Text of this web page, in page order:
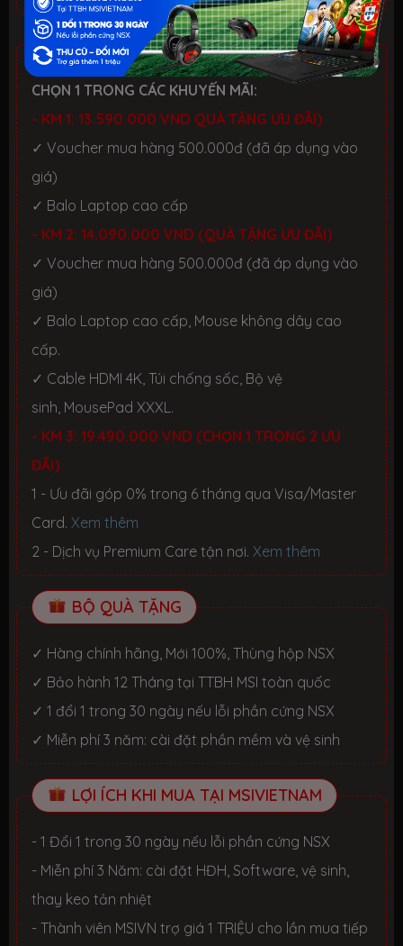
CHƯƠNG TRÌNH ƯU ĐÃI
CHỌN 1 TRONG CÁC KHUYẾN MÃI:
- KM 1: 13.590.000 VND QUÀ TẶNG ƯU ĐÃI)
✓ Voucher mua hàng 500.000đ (đã áp dụng vào
giá)
✓ Balo Laptop cao cấp
- KM 2: 14.090.000 VND (QUÀ TẶNG ƯU ĐÃI)
✓ Voucher mua hàng 500.000đ (đã áp dụng vào
giá)
✓ Balo Laptop cao cấp, Mouse không dây cao
cấp.
✓ Cable HDMI 4K, Túi chống sốc, Bộ vệ
sinh, MousePad XXXL.
- KM 3: 19.490.000 VND (CHỌN 1 TRONG 2 ƯU
ĐÃI)
1 - Ưu đãi góp 0% trong 6 tháng qua Visa/Master
Card. Xem thêm
2 - Dịch vụ Premium Care tận nơi. Xem thêm
BỘ QUÀ TẶNG
✓ Hàng chính hãng, Mới 100%, Thùng hộp NSX
✓ Bảo hành 12 Tháng tại TTBH MSI toàn quốc
✓ 1 đổi 1 trong 30 ngày nếu lỗi phần cứng NSX
✓ Miễn phí 3 năm: cài đặt phần mềm và vệ sinh
LỢI ÍCH KHI MUA TẠI MSIVIETNAM
- 1 Đổi 1 trong 30 ngày nếu lỗi phần cứng NSX
- Miễn phí 3 Năm: cài đặt HĐH, Software, vệ sinh,
thay keo tản nhiệt
- Thành viên MSIVN trợ giá 1 TRIỆU cho lần mua tiếp